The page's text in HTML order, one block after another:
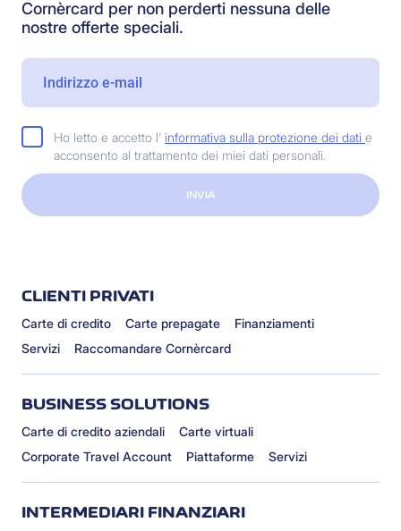
Cornèrcard per non perderti nessuna delle
nostre offerte speciali.
Ho letto e accetto l' informativa sulla protezione dei dati e
acconsento al trattamento dei miei dati personali.
INVIA
CLIENTI PRIVATI
Carte di credito Carte prepagate
Finanziamenti
Servizi
Raccomandare Cornèrcard
BUSINESS SOLUTIONS
Carte di credito aziendali
Carte virtuali
Corporate Travel Account
Piattaforme Servizi
INTERMEDIARI FINANZIARI